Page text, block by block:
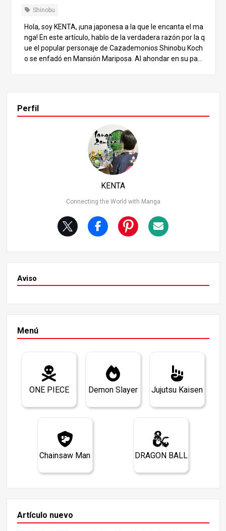
Shinobu
Hola, soy KENTA, ¡una japonesa a la que le encanta el ma
nga! En este artículo, hablo de la verdadera razón por la q
ue el popular personaje de Cazademonios Shinobu Koch
o se enfadó en Mansión Mariposa. Al ahondar en su pas
La tragedia de Shinobu y su hermana Kanae Shinobu Koc
o Tsuyuri, se recupera y entrena en la Casa de las Maripo
sas. Tras su sonrisa se esconde una profunda tristeza y r
abia: la familia de Shinobu ha sido asesinada por los dem
onios. En particular, el hecho de que su querida hermana,
Kanae Kocho, también fuera asesinada por los demonios
ha ensombrecido el corazón de Shinobu. Kanae era una
ería ser amiga de ellos. Shinobu ha asumido este sentimi
ento y también ha desarrollado una actitud tranquila y a
mable. Sin embargo, por dentro siente odio hacia los de
monios y tristeza por la pérdida de su hermana.
Perfil
KENTA
Connecting the World with Manga
Aviso
Menú
ONE PIECE Demon Slayer Jujutsu Kaisen
Chainsaw Man DRAGON BALL
Artículo nuevo